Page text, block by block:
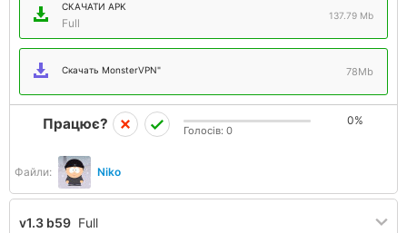
СКАЧАТИ APK
Full
137.79 Mb
Скачать MonsterVPN" 78Mb
Файли: Niko
Працює? 0%
Голосів: 0
v1.3 b59 Full